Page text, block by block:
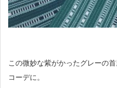
この微妙な紫がかったグレーの
コーデに。